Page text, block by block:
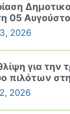
05
2026
για την
πιλότων
2026